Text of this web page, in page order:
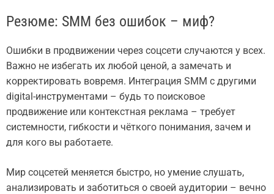
Резюме: SMM без ошибок – миф?
Ошибки в продвижении через соцсети случаются у всех.
Важно не избегать их любой ценой, а замечать и
корректировать вовремя. Интеграция SMM с другими
digital-инструментами – будь то поисковое
продвижение или контекстная реклама – требует
системности, гибкости и чёткого понимания, зачем и
для кого вы работаете.
Мир соцсетей меняется быстро, но умение слушать,
анализировать и заботиться о своей аудитории – вечно